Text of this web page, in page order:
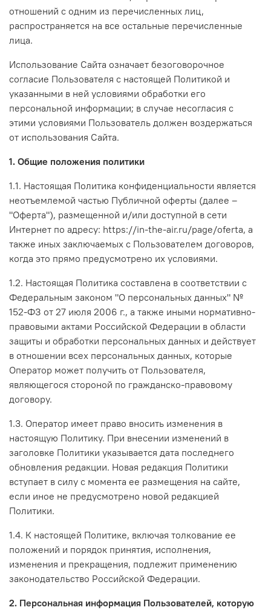
отношений с одним из перечисленных лиц,
распространяется на все остальные перечисленные
лица.
Использование Сайта означает безоговорочное
согласие Пользователя с настоящей Политикой и
указанными в ней условиями обработки его
персональной информации; в случае несогласия с
этими условиями Пользователь должен воздержаться
от использования Сайта.
1. Общие положения политики
1.1. Настоящая Политика конфиденциальности является
неотъемлемой частью Публичной оферты (далее –
"Оферта"), размещенной и/или доступной в сети
Интернет по адресу: https://in-the-air.ru/page/oferta, а
также иных заключаемых с Пользователем договоров,
когда это прямо предусмотрено их условиями.
1.2. Настоящая Политика составлена в соответствии с
Федеральным законом "О персональных данных" №
152-ФЗ от 27 июля 2006 г., а также иными нормативно-
правовыми актами Российской Федерации в области
защиты и обработки персональных данных и действует
в отношении всех персональных данных, которые
Оператор может получить от Пользователя,
являющегося стороной по гражданско-правовому
договору.
1.3. Оператор имеет право вносить изменения в
настоящую Политику. При внесении изменений в
заголовке Политики указывается дата последнего
обновления редакции. Новая редакция Политики
вступает в силу с момента ее размещения на сайте,
если иное не предусмотрено новой редакцией
Политики.
1.4. К настоящей Политике, включая толкование ее
положений и порядок принятия, исполнения,
изменения и прекращения, подлежит применению
законодательство Российской Федерации.
2. Персональная информация Пользователей, которую